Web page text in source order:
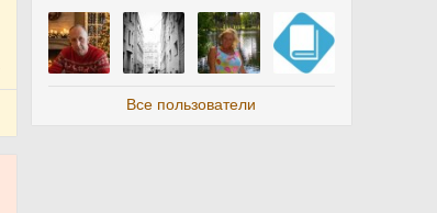
Все пользователи